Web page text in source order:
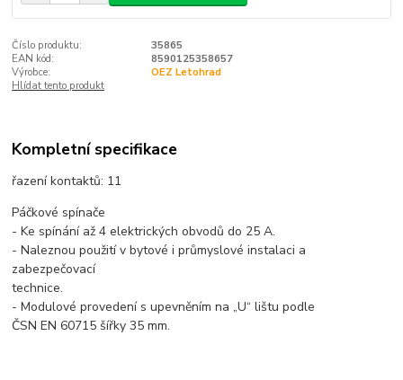
Číslo produktu:
35865
EAN kód:
8590125358657
Výrobce:
OEZ Letohrad
Hlídat tento produkt
Kompletní specifikace
řazení kontaktů: 11
Páčkové spínače
- Ke spínání až 4 elektrických obvodů do 25 A.
- Naleznou použití v bytové i průmyslové instalaci a
zabezpečovací
technice.
- Modulové provedení s upevněním na „U“ lištu podle
ČSN EN 60715 šířky 35 mm.